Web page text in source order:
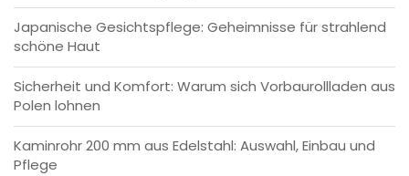
Japanische Gesichtspflege: Geheimnisse für strahlend
schöne Haut
Sicherheit und Komfort: Warum sich Vorbaurollladen aus
Polen lohnen
Kaminrohr 200 mm aus Edelstahl: Auswahl, Einbau und
Pflege